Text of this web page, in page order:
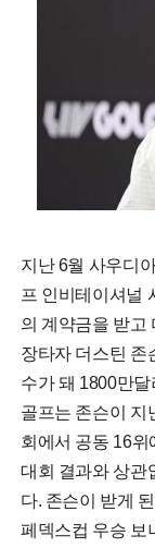
지난 6월 사우디
프 인비테이셔널
의 계약금을 받고
장타자 더스틴 존
수가 돼 1800만
골프는 존슨이 지
회에서 공동 16위
대회 결과와 상관
다. 존슨이 받게
페덱스컵 우승 보